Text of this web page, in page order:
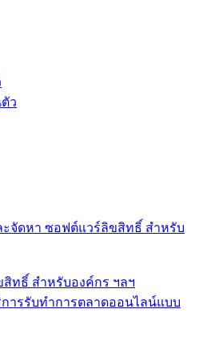
ว
ทธิ์ สำหรับองค์กร ฯลฯ